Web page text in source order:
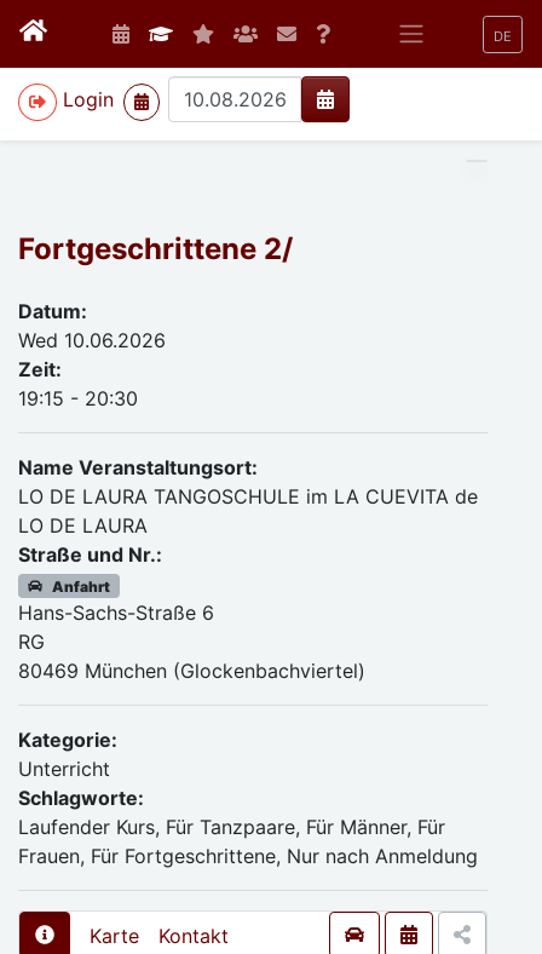
DE
Login
>
Fortgeschrittene 2/
Datum:
Wed 10.06.2026
Zeit:
19:15 - 20:30
Name Veranstaltungsort:
LO DE LAURA TANGOSCHULE im LA CUEVITA de
LO DE LAURA
Straße und Nr.:
Anfahrt
Hans-Sachs-Straße 6
RG
80469 München (Glockenbachviertel)
Kategorie:
Unterricht
Schlagworte:
Laufender Kurs, Für Tanzpaare, Für Männer, Für
Frauen, Für Fortgeschrittene, Nur nach Anmeldung
Karte Kontakt